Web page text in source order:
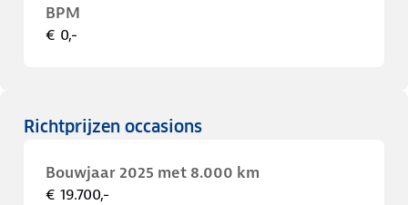
BPM
€ 0,-
Richtprijzen occasions
Bouwjaar 2025 met 8.000 km
€ 19.700,-